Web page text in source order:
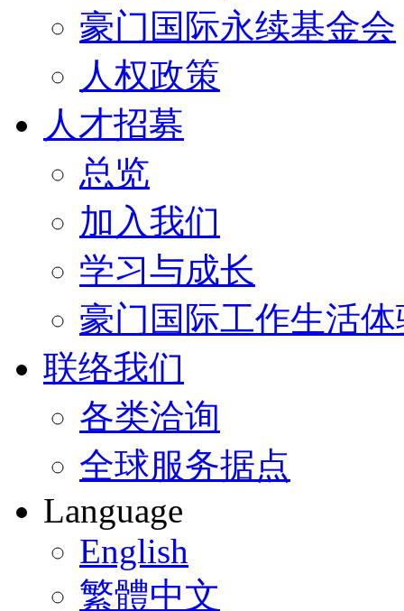
豪门国际永续基金会
人权政策
人才招募
总览
加入我们
学习与成长
豪门国际工作生活体
联络我们
各类洽询
全球服务据点
Language
English
繁體中文